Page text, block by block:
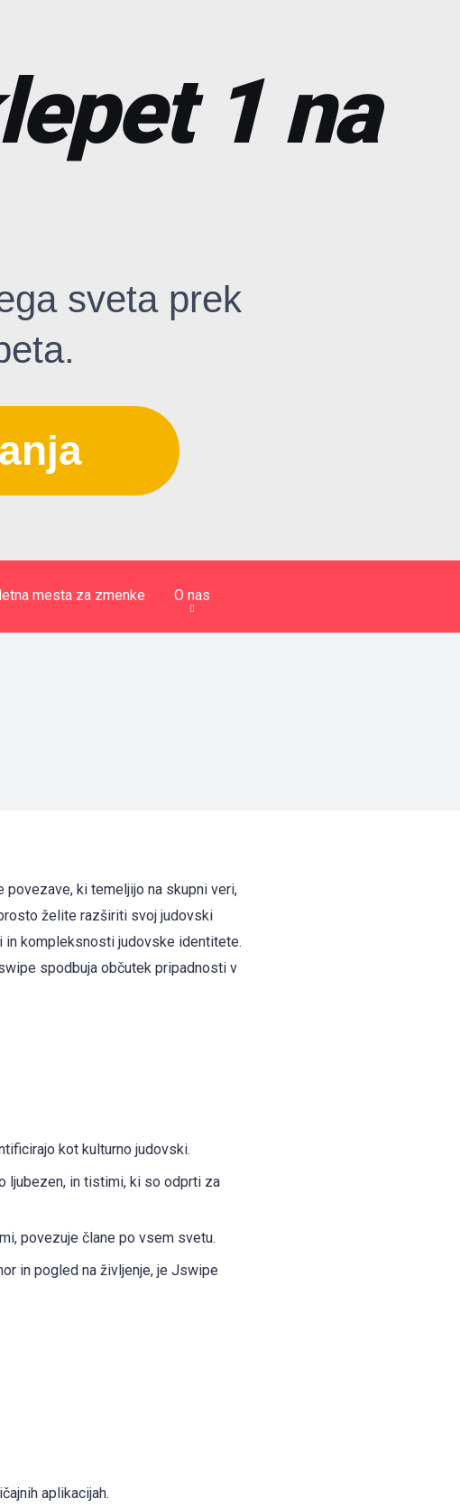
1 na
sveta prek
mesta za zmenke O nas
ki temeljijo na skupni veri,
želite razširiti svoj judovski
in kompleksnosti judovske identitete.
spodbuja občutek pripadnosti v
kot kulturno judovski.
ljubezen, in tistimi, ki so odprti za
povezuje člane po vsem svetu.
in pogled na življenje, je Jswipe
aplikacijah.